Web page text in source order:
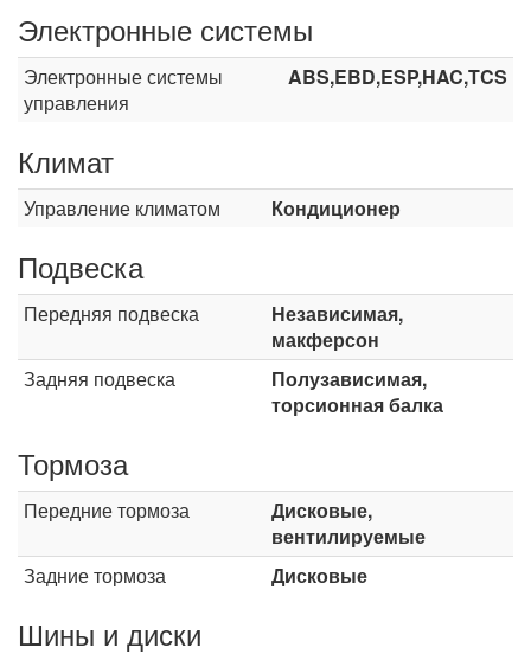
Электронные системы
Электронные системы
управления
ABS,EBD,ESP,HAC,TCS
Климат
Управление климатом Кондиционер
Подвеска
Передняя подвеска
Независимая,
макферсон
Задняя подвеска
Полузависимая,
торсионная балка
Тормоза
Передние тормоза
Дисковые,
вентилируемые
Задние тормоза
Дисковые
Шины и диски